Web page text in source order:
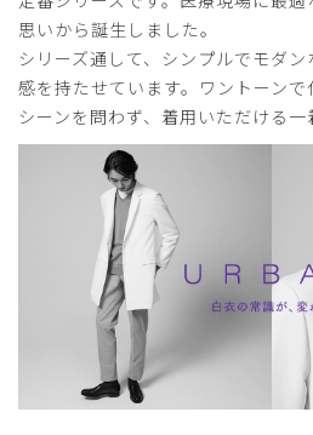
着やすく、着心地が素晴らしい。肌
商品：B12メンズ白衣:アーバン
役に立った 0
ジム様
購入確認済み
60代 身長: 体重:
かっこいいが、ややスリムに絞っ
やすい。
思いから誕生しました。
シリーズ通して、シンプルでモダ
感を持たせています。ワントーン
シーンを問わず、着用いただける一